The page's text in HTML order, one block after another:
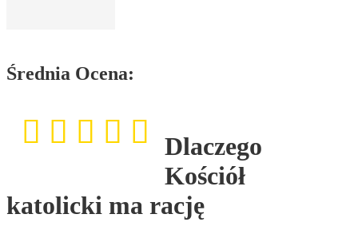
Średnia Ocena:
Dlaczego
Kościół
katolicki ma rację